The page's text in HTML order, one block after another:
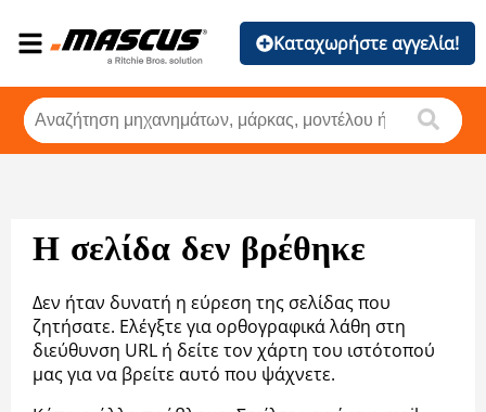
Καταχωρήστε αγγελία!
Η σελίδα δεν βρέθηκε
Δεν ήταν δυνατή η εύρεση της σελίδας που
ζητήσατε. Ελέγξτε για ορθογραφικά λάθη στη
διεύθυνση URL ή δείτε τον χάρτη του ιστότοπού
μας για να βρείτε αυτό που ψάχνετε.